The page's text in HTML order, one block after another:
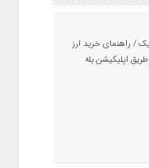
/ راهنمای خرید ارز
طریق اپلیکیشن بله